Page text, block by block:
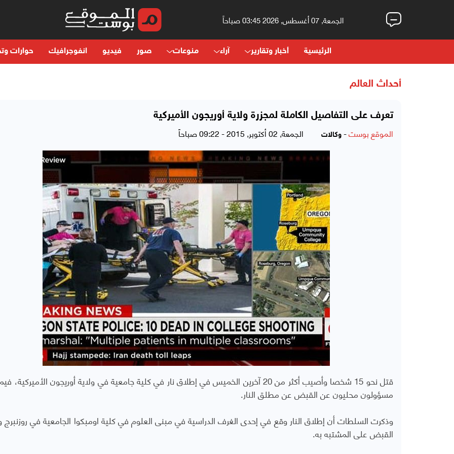
الجمعة, 07 أغسطس, 2026 03:45 صباحاً
الرئيسية أخبار وتقارير آراء منوعات صور فيديو انفوجرافيك حوارات
أحداث العالم
تعرف على التفاصيل الكاملة لمجزرة ولاية أوريجون الأميركية
الموقع بوست- وكالات الجمعة, 02 أكتوبر, 2015 - 09:22 صباحاً
قتل نحو 15 شخصا وأصيب أكثر من 20 آخرين الخميس في إطلاق نار في كلية جامعية في ولاية أوريجون الأميركية،
مسؤولون محليون عن القبض عن مطلق النار.
وذكرت السلطات أن إطلاق النار وقع في إحدى الغرف الدراسية في مبنى العلوم في كلية اومبكوا الجامعية في روزنبرج
القبض على المشتبه به.